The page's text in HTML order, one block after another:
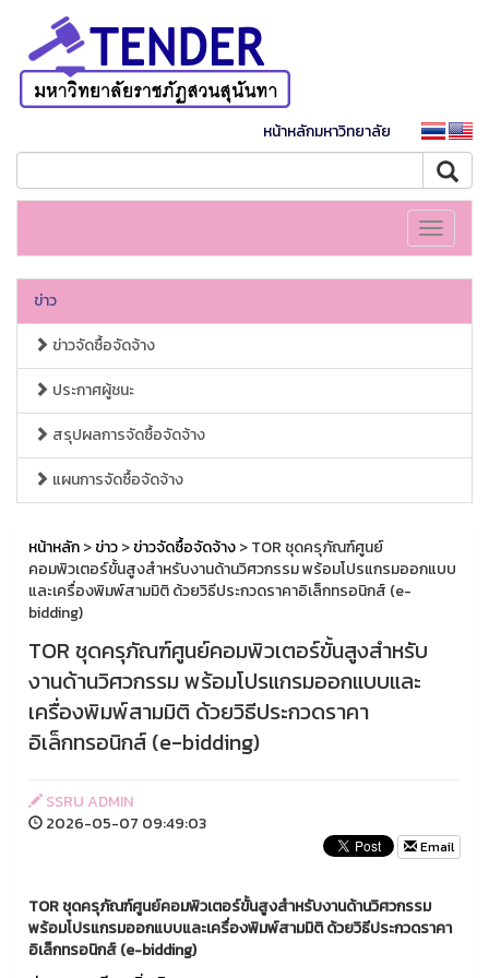
หน้าหลักมหาวิทยาลัย
Toggle
ข่าว
ข่าวจัดซื้อจัดจ้าง
ประกาศผู้ชนะ
สรุปผลการจัดซื้อจัดจ้าง
แผนการจัดซื้อจัดจ้าง
หน้าหลัก>ข่าว>ข่าวจัดซื้อจัดจ้าง> TOR ชุดครุภัณฑ์ศูนย์
คอมพิวเตอร์ขั้นสูงสำหรับงานด้านวิศวกรรม พร้อมโปรแกรมออกแบบ
และเครื่องพิมพ์สามมิติ ด้วยวิธีประกวดราคาอิเล็กทรอนิกส์ (e-
bidding)
TOR ชุดครุภัณฑ์ศูนย์คอมพิวเตอร์ขั้นสูงสำหรับ
งานด้านวิศวกรรม พร้อมโปรแกรมออกแบบและ
เครื่องพิมพ์สามมิติ ด้วยวิธีประกวดราคา
อิเล็กทรอนิกส์ (e-bidding)
SSRU ADMIN
2026-05-07 09:49:03
Email
TOR ชุดครุภัณฑ์ศูนย์คอมพิวเตอร์ขั้นสูงสำหรับงานด้านวิศวกรรม
พร้อมโปรแกรมออกแบบและเครื่องพิมพ์สามมิติ ด้วยวิธีประกวดราคา
อิเล็กทรอนิกส์ (e-bidding)